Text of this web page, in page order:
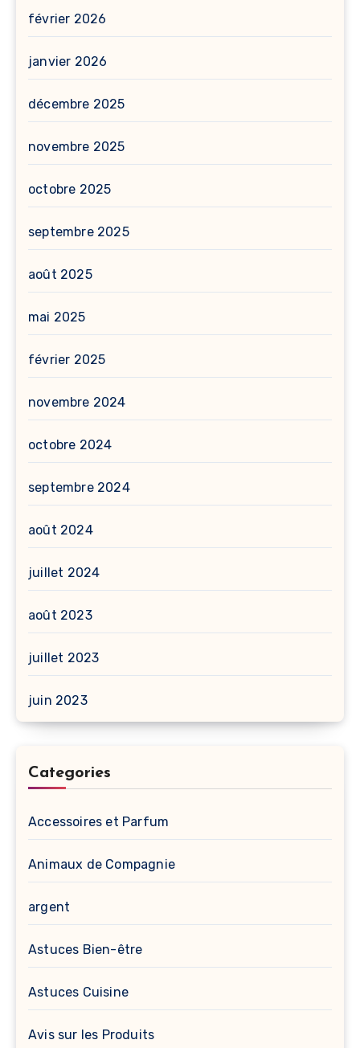
février 2026
janvier 2026
décembre 2025
novembre 2025
octobre 2025
septembre 2025
août 2025
mai 2025
février 2025
novembre 2024
octobre 2024
septembre 2024
août 2024
juillet 2024
août 2023
juillet 2023
juin 2023
Categories
Accessoires et Parfum
Animaux de Compagnie
argent
Astuces Bien-être
Astuces Cuisine
Avis sur les Produits